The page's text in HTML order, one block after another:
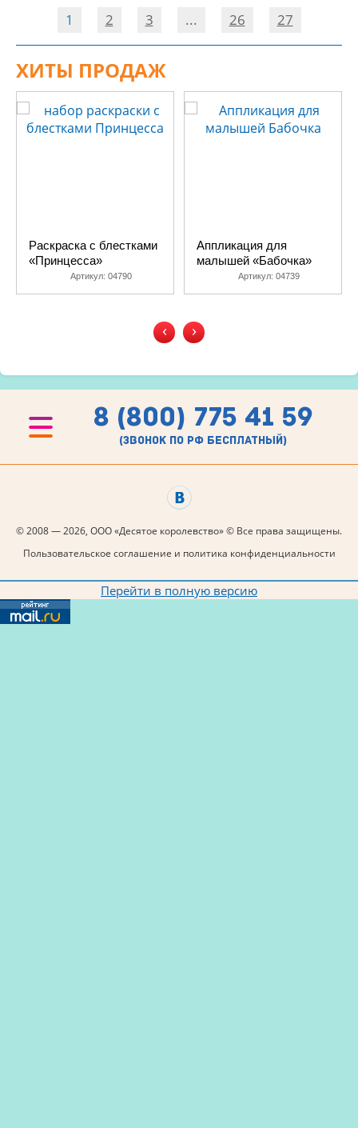
1 2 3 ... 26 27
ХИТЫ ПРОДАЖ
Раскраска с блестками
«Принцесса»
Артикул: 04790
Аппликация для
малышей «Бабочка»
Артикул: 04739
‹ ›
8 (800) 775 41 59
(звонок по рф бесплатный)
© 2008 — 2026, ООО «Десятое королевство» © Все права защищены.
Пользовательское соглашение и политика конфиденциальности
Перейти в полную версию